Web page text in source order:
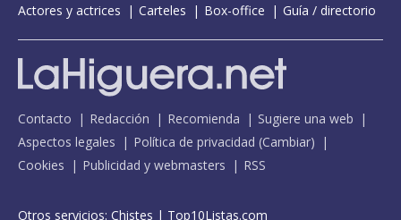
Actores y actrices
Carteles Box-office Guía / directorio
Contacto Redacción Recomienda
Sugiere una web
Aspectos legales
Política de privacidad (Cambiar)
Cookies
Publicidad y webmasters RSS
Otros servicios: Chistes | Top10Listas.com